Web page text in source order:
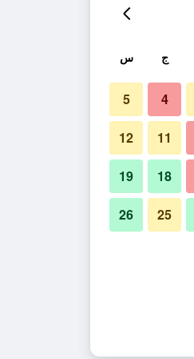
ج س
4
5
11
12
18
19
25
26